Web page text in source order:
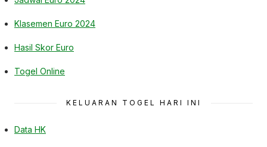
Klasemen Euro 2024
Hasil Skor Euro
Togel Online
KELUARAN TOGEL HARI INI
Data HK